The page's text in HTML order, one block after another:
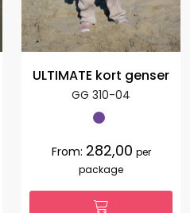
ULTIMATE kort genser
GG 310-04
From: 282,00 per
package